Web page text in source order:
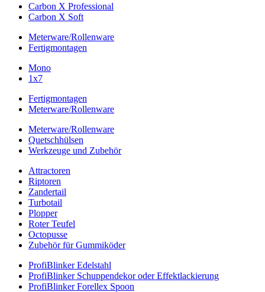
Carbon X Professional
Carbon X Soft
Meterware/Rollenware
Fertigmontagen
Mono
1x7
Fertigmontagen
Meterware/Rollenware
Meterware/Rollenware
Quetschhülsen
Werkzeuge und Zubehör
Attractoren
Riptoren
Zandertail
Turbotail
Plopper
Roter Teufel
Octopusse
Zubehör für Gummiköder
ProfiBlinker Edelstahl
ProfiBlinker Schuppendekor oder Effektlackierung
ProfiBlinker Forellex Spoon